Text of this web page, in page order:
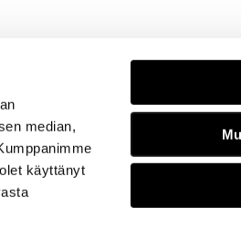
median,
käyttänyt